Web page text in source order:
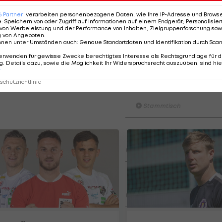
dem Spiel festgenommen worden. Zunächst waren
Sie waren mit Stöcken, Messern, schweren
Eine weitere Gruppe war am Abend beim
Knett
I schau a #LigaZWA - Die
I schau a LigaZWA
LASK-Traumstart: Sind die
Partner verarbeiten personenbezogene Daten, wie Ihre IP-Adresse und
: Speichern von oder Zugriff auf Informationen auf einem Endgerät;
Werbeleistung und der Performance von Inhalten, Zielgruppenforschung
von Angeboten.
unter Umständen auch: Genaue Standortdaten und Identifikation durch
für gewisse Zwecke berechtigtes Interesse als Rechtsgrundlage für
Details dazu, sowie die Möglichkeit Ihr Widerspruchsrecht auszuüben, sind